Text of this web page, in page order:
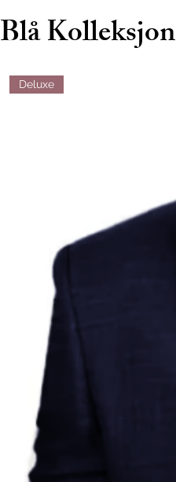
Blå Kolleksjon
Deluxe